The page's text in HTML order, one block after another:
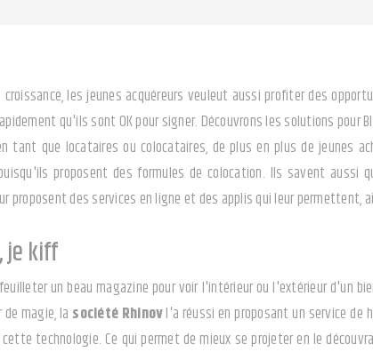
croissance, les jeunes acquéreurs veuleut aussi profiter des
qu'ils sont OK pour signer. Découvrons les solutions pour
tant que locataires ou colocataires, de plus en plus de jeunes
proposent des formules de colocation. Ils savent
proposent des services en ligne et des applis qui leur permettent,
je kiff
un beau magazine pour voir l'intérieur ou l'extérieur d'un
magie, la société Rhinovl'a réussi en proposant un service de
technologie. Ce qui permet de mieux se projeter en le